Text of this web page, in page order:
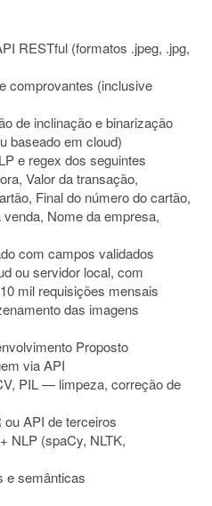
RESTful (formatos .jpeg, .jpg,
comprovantes (inclusive
de inclinação e binarização
baseado em cloud)
e regex dos seguintes
Valor da transação,
Final do número do cartão,
Nome da empresa,
com campos validados
ou servidor local, com
mil requisições mensais
das imagens
Proposto
via API
PIL — limpeza, correção de
API de terceiros
NLP (spaCy, NLTK,
e semânticas